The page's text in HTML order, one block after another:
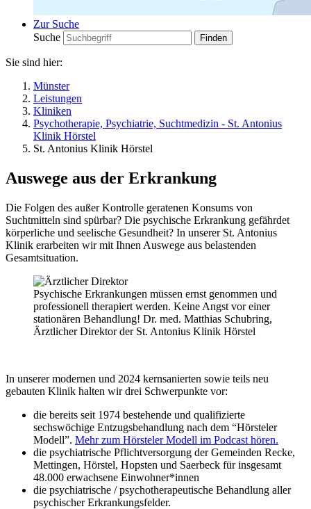
Zur Suche
Suche
Sie sind hier:
Münster
Leistungen
Kliniken
Psychotherapie, Psychiatrie, Suchtmedizin - St. Antonius
Klinik Hörstel
St. Antonius Klinik Hörstel
Auswege aus der Erkrankung
Die Folgen des außer Kontrolle geratenen Konsums von
Suchtmitteln sind spürbar? Die psychische Erkrankung gefährdet
körperliche und seelische Gesundheit? In unserer St. Antonius
Klinik erarbeiten wir mit Ihnen Auswege aus belastenden
Gesamtsituation.
Psychische Erkrankungen müssen ernst genommen und
professionell therapiert werden. Keine Angst vor einer
stationären Behandlung! Dr. med. Matthias Schubring,
Ärztlicher Direktor der St. Antonius Klinik Hörstel
In unserer modernen und 2024 kernsanierten sowie teils neu
gebauten Klinik halten wir drei Schwerpunkte vor:
die bereits seit 1974 bestehende und qualifizierte
sechswöchige Entzugsbehandlung nach dem “Hörsteler
Modell”. Mehr zum Hörsteler Modell im Podcast hören.
die psychiatrische Pflichtversorgung der Gemeinden Recke,
Mettingen, Hörstel, Hopsten und Saerbeck für insgesamt
48.000 erwachsene Einwohner*innen
die psychiatrische / psychotherapeutische Behandlung aller
psychischer Erkrankungsfelder.